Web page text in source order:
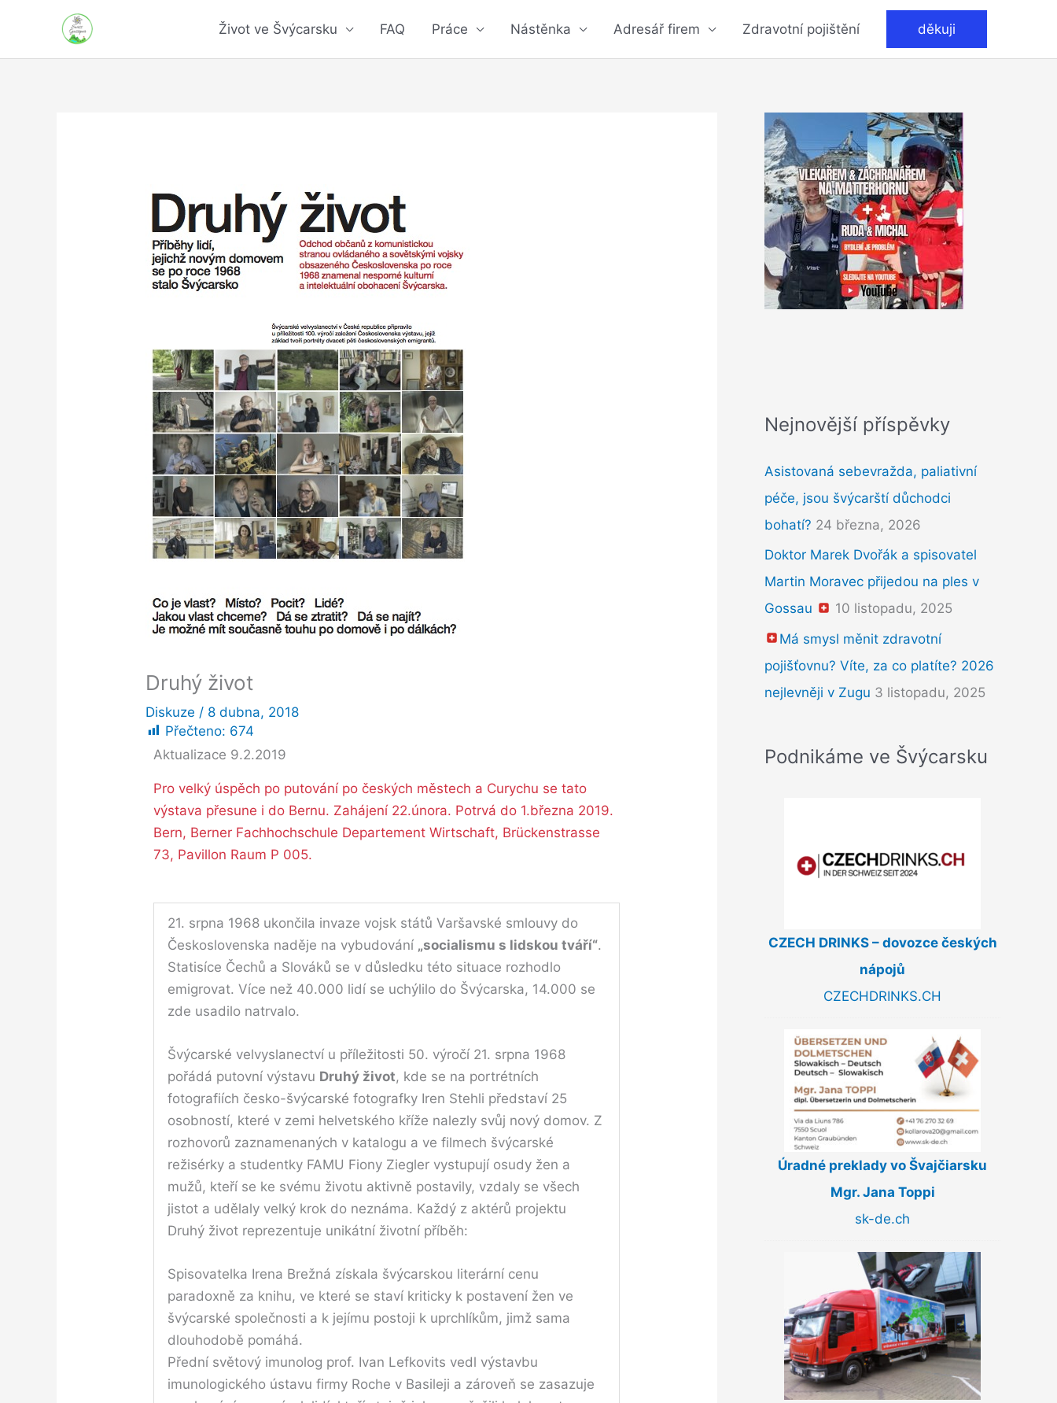
obsah
Život ve Švýcarsku FAQ Práce Nástěnka Adresář firem Zdravotní pojištění děkuji
Druhý život
Diskuze / 8 dubna, 2018
Přečteno: 674
Aktualizace 9.2.2019
Pro velký úspěch po putování po českých městech a Curychu se tato
výstava přesune i do Bernu. Zahájení 22.února. Potrvá do 1.března 2019.
Bern, Berner Fachhochschule Departement Wirtschaft, Brückenstrasse
73, Pavillon Raum P 005.
21. srpna 1968 ukončila invaze vojsk států Varšavské smlouvy do
Československa naděje na vybudování „socialismu s lidskou tváří“.
Statisíce Čechů a Slováků se v důsledku této situace rozhodlo
emigrovat. Více než 40.000 lidí se uchýlilo do Švýcarska, 14.000 se
zde usadilo natrvalo.
Švýcarské velvyslanectví u příležitosti 50. výročí 21. srpna 1968
pořádá putovní výstavu Druhý život, kde se na portrétních
fotografiích česko-švýcarské fotografky Iren Stehli představí 25
osobností, které v zemi helvetského kříže nalezly svůj nový domov. Z
rozhovorů zaznamenaných v katalogu a ve filmech švýcarské
režisérky a studentky FAMU Fiony Ziegler vystupují osudy žen a
mužů, kteří se ke svému životu aktivně postavily, vzdaly se všech
jistot a udělaly velký krok do neznáma. Každý z aktérů projektu
Druhý život reprezentuje unikátní životní příběh:
Spisovatelka Irena Brežná získala švýcarskou literární cenu
paradoxně za knihu, ve které se staví kriticky k postavení žen ve
švýcarské společnosti a k jejímu postoji k uprchlíkům, jimž sama
dlouhodobě pomáhá.
Přední světový imunolog prof. Ivan Lefkovits vedl výstavbu
imunologického ústavu firmy Roche v Basileji a zároveň se zasazuje
Nejnovější příspěvky
Asistovaná sebevražda, paliativní
péče, jsou švýcarští důchodci
bohatí? 24 března, 2026
Doktor Marek Dvořák a spisovatel
Martin Moravec přijedou na ples v
Gossau
10 listopadu, 2025
Má smysl měnit zdravotní
pojišťovnu? Víte, za co platíte? 2026
nejlevněji v Zugu 3 listopadu, 2025
Podnikáme ve Švýcarsku
CZECH DRINKS – dovozce českých
nápojů
CZECHDRINKS.CH
Úradné preklady vo Švajčiarsku
Mgr. Jana Toppi
sk-de.ch